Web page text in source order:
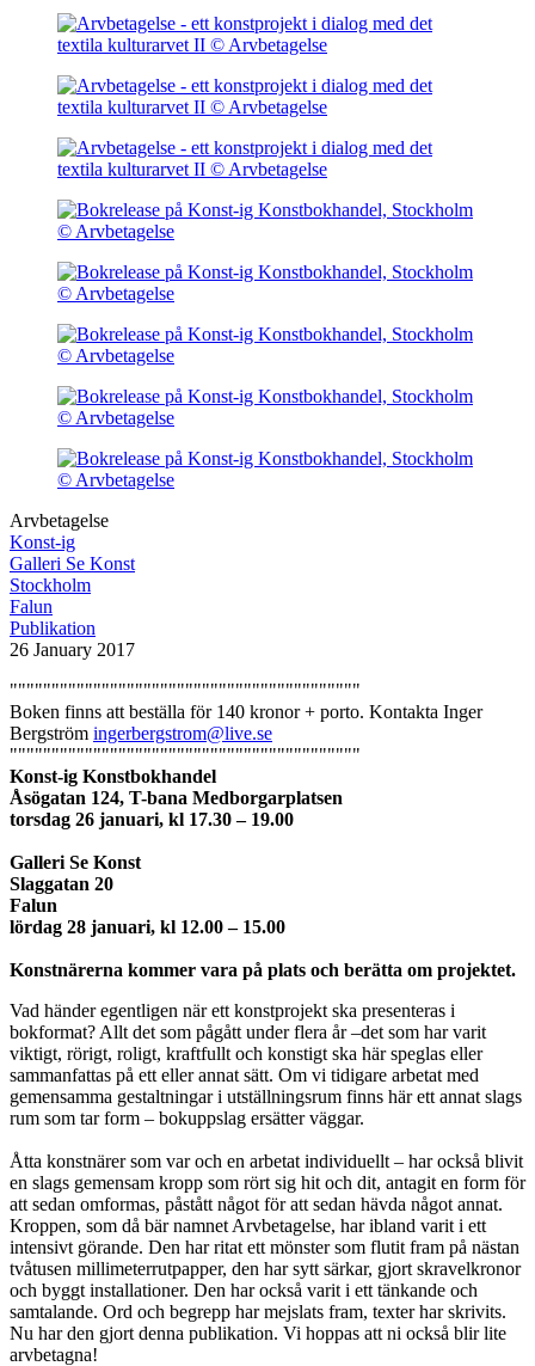
Arvbetagelse
Konst-ig
Galleri Se Konst
Stockholm
Falun
Publikation
26 January 2017
""""""""""""""""""""""""""""""""""""""""""
Boken finns att beställa för 140 kronor + porto. Kontakta Inger
Bergström ingerbergstrom@live.se
""""""""""""""""""""""""""""""""""""""""""
Konst-ig Konstbokhandel
Åsögatan 124, T-bana Medborgarplatsen
torsdag 26 januari, kl 17.30 – 19.00
Galleri Se Konst
Slaggatan 20
Falun
lördag 28 januari, kl 12.00 – 15.00
Konstnärerna kommer vara på plats och berätta om projektet.
Vad händer egentligen när ett konstprojekt ska presenteras i
bokformat? Allt det som pågått under flera år –det som har varit
viktigt, rörigt, roligt, kraftfullt och konstigt ska här speglas eller
sammanfattas på ett eller annat sätt. Om vi tidigare arbetat med
gemensamma gestaltningar i utställningsrum finns här ett annat slags
rum som tar form – bokuppslag ersätter väggar.
Åtta konstnärer som var och en arbetat individuellt – har också blivit
en slags gemensam kropp som rört sig hit och dit, antagit en form för
att sedan omformas, påstått något för att sedan hävda något annat.
Kroppen, som då bär namnet Arvbetagelse, har ibland varit i ett
intensivt görande. Den har ritat ett mönster som flutit fram på nästan
tvåtusen millimeterrutpapper, den har sytt särkar, gjort skravelkronor
och byggt installationer. Den har också varit i ett tänkande och
samtalande. Ord och begrepp har mejslats fram, texter har skrivits.
Nu har den gjort denna publikation. Vi hoppas att ni också blir lite
arvbetagna!